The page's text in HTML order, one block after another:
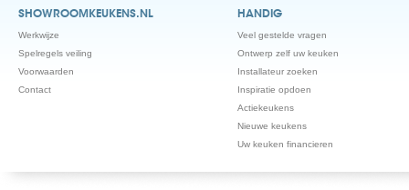
SHOWROOMKEUKENS.NL
Werkwijze
Spelregels veiling
Voorwaarden
Contact
HANDIG
Veel gestelde vragen
Ontwerp zelf uw keuken
Installateur zoeken
Inspiratie opdoen
Actiekeukens
Nieuwe keukens
Uw keuken financieren